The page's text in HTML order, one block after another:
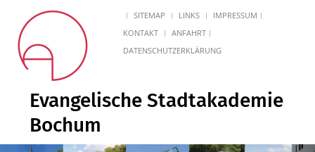
SITEMAP LINKS
IMPRESSUM
KONTAKT
ANFAHRT
DATENSCHUTZERKLÄRUNG
Evangelische Stadtakademie
Bochum